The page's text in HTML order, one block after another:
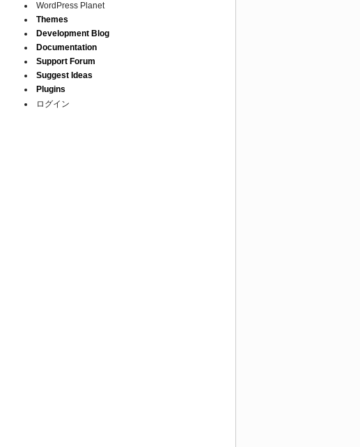
WordPress Planet
Themes
Development Blog
Documentation
Support Forum
Suggest Ideas
Plugins
ログイン